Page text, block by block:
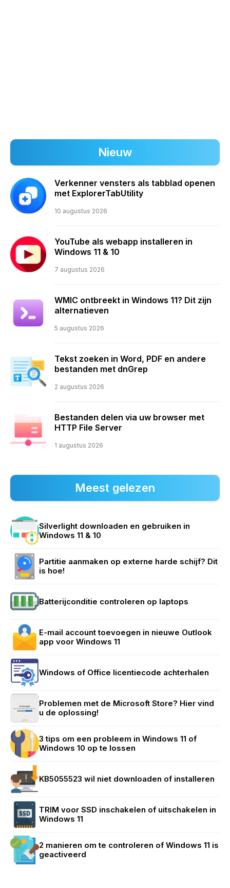
Nieuw
Verkenner vensters als tabblad openen
met ExplorerTabUtility
10 augustus 2026
YouTube als webapp installeren in
Windows 11 & 10
7 augustus 2026
WMIC ontbreekt in Windows 11? Dit zijn
alternatieven
5 augustus 2026
Tekst zoeken in Word, PDF en andere
bestanden met dnGrep
2 augustus 2026
Bestanden delen via uw browser met
HTTP File Server
1 augustus 2026
Meest gelezen
Silverlight downloaden en gebruiken in
Windows 11 & 10
Partitie aanmaken op externe harde schijf? Dit
is hoe!
Batterijconditie controleren op laptops
E-mail account toevoegen in nieuwe Outlook
app voor Windows 11
Windows of Office licentiecode achterhalen
Problemen met de Microsoft Store? Hier vind
u de oplossing!
3 tips om een probleem in Windows 11 of
Windows 10 op te lossen
KB5055523 wil niet downloaden of installeren
TRIM voor SSD inschakelen of uitschakelen in
Windows 11
2 manieren om te controleren of Windows 11 is
geactiveerd